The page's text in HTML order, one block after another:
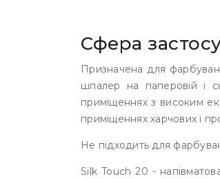
Сфера
Призначена для
шпалер на паперовій і
приміщеннях з високим
приміщеннях харчових і
Не підходить для
Silk Touch 20 -